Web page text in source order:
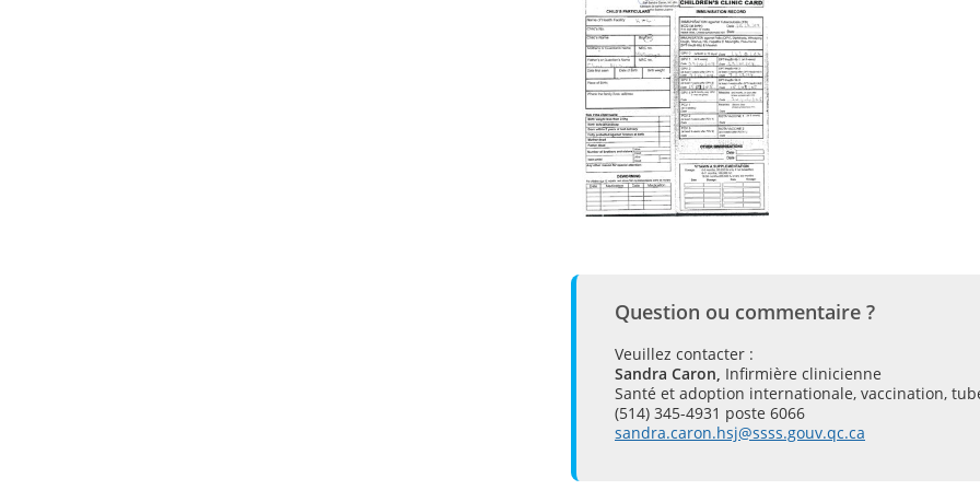
Question ou commentaire ?
Veuillez contacter :
Sandra Caron, Infirmière clinicienne
Santé et adoption internationale, vaccination,
(514) 345-4931 poste 6066
sandra.caron.hsj@ssss.gouv.qc.ca